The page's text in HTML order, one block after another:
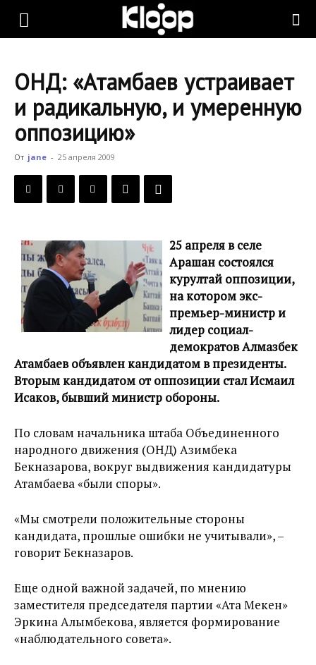
KLOOP.KG
Новости
Кыргызстана
ОНД: «Атамбаев устраивает
и радикальную, и умеренную
оппозицию»
От jane - 25 апреля 2009
25 апреля в селе
Арашан состоялся
курултай оппозиции,
на котором экс-
премьер-министр и
лидер социал-
демократов Алмазбек
Атамбаев объявлен кандидатом в президенты.
Вторым кандидатом от оппозиции стал Исмаил
Исаков, бывший министр обороны.
По словам начальника штаба Объединенного
народного движения (ОНД) Азимбека
Бекназарова, вокруг выдвижения кандидатуры
Атамбаева «были споры».
«Мы смотрели положительные стороны
кандидата, прошлые ошибки не учитывали», –
говорит Бекназаров.
Еще одной важной задачей, по мнению
заместителя председателя партии «Ата Мекен»
Эркина Алымбекова, является формирование
«наблюдательного совета».